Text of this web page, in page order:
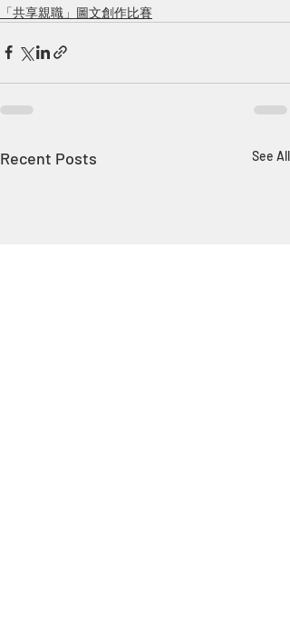
「共享親職」圖文創作比賽
Recent Posts See All